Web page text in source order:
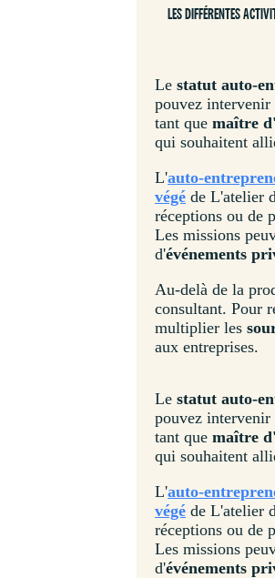
LES DIFFÉRENTES
Le statut auto-
pouvez intervenir
tant que maître
qui souhaitent
L'auto-
végé de L'atelier
réceptions ou de
Les missions
d'événements
Au-delà de la
consultant. Pour
multiplier les
aux entreprises.
Le statut auto-
pouvez intervenir
tant que maître
qui souhaitent
L'auto-
végé de L'atelier
réceptions ou de
Les missions
d'événements